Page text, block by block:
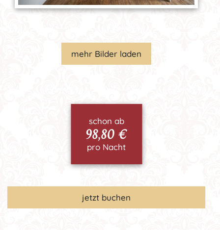
mehr Bilder laden
schon ab
98,80 €
pro Nacht
jetzt buchen